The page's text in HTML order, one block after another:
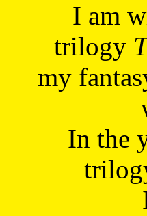
I am
trilogy
my
In the